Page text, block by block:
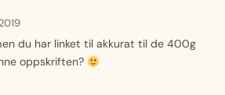
du har linket til akkurat til de 400g
oppskriften?